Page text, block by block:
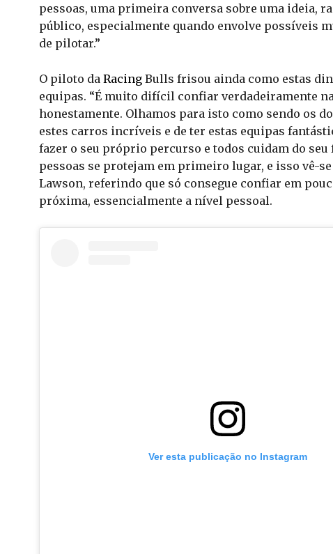
pessoas, uma primeira conversa sobre uma ideia,
público, especialmente quando envolve possíveis
de pilotar.”
O piloto da Racing Bulls frisou ainda como estas
equipas. “É muito difícil confiar verdadeiramente
honestamente. Olhamos para isto como sendo os
estes carros incríveis e de ter estas equipas
fazer o seu próprio percurso e todos cuidam do
pessoas se protejam em primeiro lugar, e isso vê-
Lawson, referindo que só consegue confiar em
próxima, essencialmente a nível pessoal.
Ver esta publicação no Instagram